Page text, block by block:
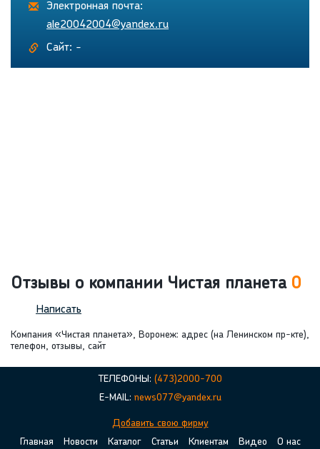
Электронная почта:
ale20042004@yandex.ru
Сайт: -
Отзывы о компании Чистая планета 0
Написать
Компания «Чистая планета», Воронеж: адрес (на Ленинском пр-кте),
телефон, отзывы, сайт
ТЕЛЕФОНЫ: (473)2000-700
E-MAIL: news077@yandex.ru
Добавить свою фирму
Главная
Новости Каталог Статьи Клиентам Видео О нас